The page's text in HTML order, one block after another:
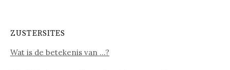
ZUSTERSITES
Wat is de betekenis van …?